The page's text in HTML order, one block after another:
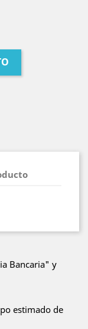
Bancaria" y
estimado de